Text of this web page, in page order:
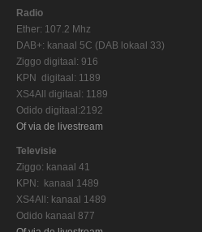
Radio
Ether: 107.2 Mhz
DAB+: kanaal 5C (DAB lokaal 33)
Ziggo digitaal: 916
KPN digitaal: 1189
XS4All digitaal: 1189
Odido digitaal:2192
Of via de livestream
Televisie
Ziggo: kanaal 41
KPN: kanaal 1489
XS4All: kanaal 1489
Odido kanaal 877